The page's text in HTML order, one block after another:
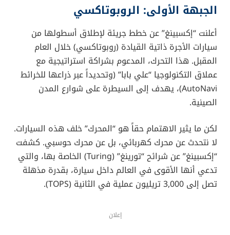
الجبهة الأولى: الروبوتاكسي
أعلنت “إكسبينغ” عن خطط جريئة لإطلاق أسطولها من
سيارات الأجرة ذاتية القيادة (روبوتاكسي) خلال العام
المقبل. هذا التحرك، المدعوم بشراكة استراتيجية مع
عملاق التكنولوجيا “علي بابا” (وتحديداً عبر ذراعها للخرائط
AutoNavi)، يهدف إلى السيطرة على شوارع المدن
الصينية.
لكن ما يثير الاهتمام حقاً هو “المحرك” خلف هذه السيارات.
لا نتحدث عن محرك كهربائي، بل عن محرك حوسبي. كشفت
“إكسبينغ” عن شرائح “تورينغ” (Turing) الخاصة بها، والتي
تدعي أنها الأقوى في العالم داخل سيارة، بقدرة مذهلة
تصل إلى 3,000 تريليون عملية في الثانية (TOPS).
إعلان